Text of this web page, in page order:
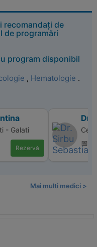
recomandați de
de programări
program disponibil
, Hematologie .
- Galati
Rezervă
Dr.
📅
Mai multi medici >